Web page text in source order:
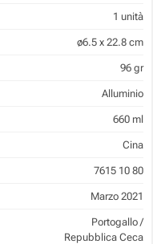
1 unità
ø6.5 x 22.8 cm
96 gr
Alluminio
660 ml
Cina
7615 10 80
Marzo 2021
Portogallo /
Repubblica Ceca